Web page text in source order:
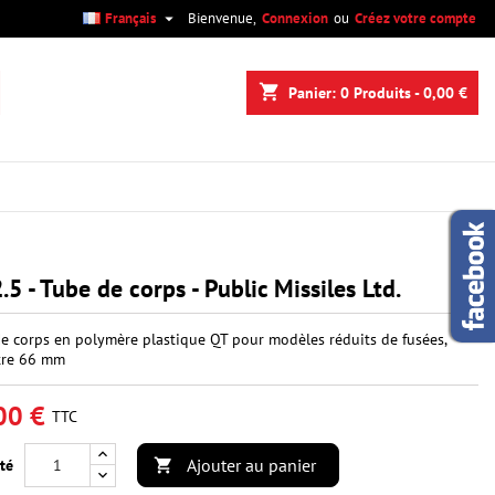
Bienvenue, Connexion ou Créez votre compte
Français 
shopping_cart Panier: 0 Produits - 0,00 €
- Tube de corps - Public Missiles Ltd.
corps en polymère plastique QT pour modèles réduits de fusées,
66 mm
€ TTC
 Ajouter au panier